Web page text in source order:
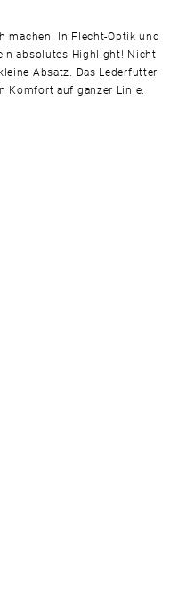
machen! In Flecht-Optik und
absolutes Highlight! Nicht
Absatz. Das Lederfutter
Komfort auf ganzer Linie.